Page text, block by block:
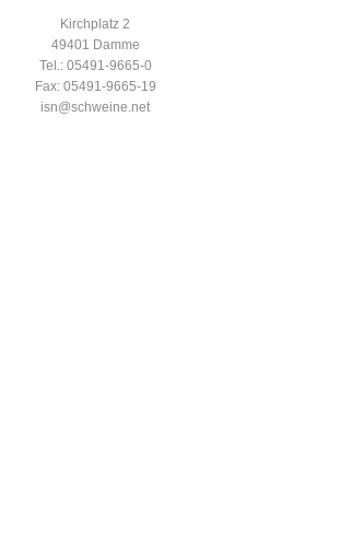
Kirchplatz 2
49401 Damme
Tel.: 05491-9665-0
Fax: 05491-9665-19
isn@schweine.net